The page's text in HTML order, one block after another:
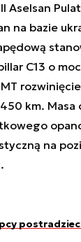
Aselsan
na bazie
C13 o
km. Masa
na